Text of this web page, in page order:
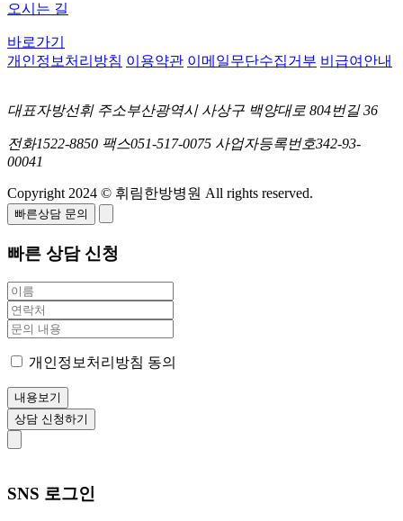
오시는 길
바로가기
개인정보처리방침 이용약관 이메일무단수집거부 비급여안내
대표자방선휘 주소부산광역시 사상구 백양대로 804번길 36
전화1522-8850 팩스051-517-0075 사업자등록번호342-93-
00041
Copyright 2024 © 휘림한방병원 All rights reserved.
빠른상담 문의
빠른 상담 신청
개인정보처리방침 동의
내용보기
상담 신청하기
SNS 로그인